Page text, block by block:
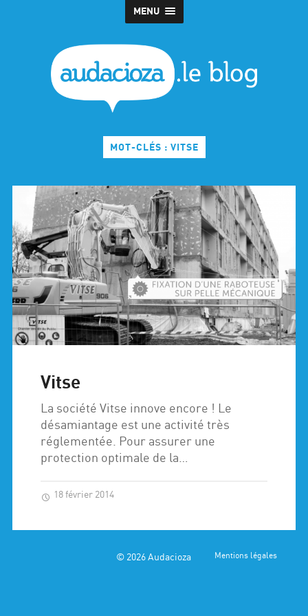
MENU
MOT-CLÉS : VITSE
Vitse
La société Vitse innove encore ! Le
désamiantage est une activité très
réglementée. Pour assurer une
protection optimale de la…
18 février 2014
© 2026Audacioza Mentions légales